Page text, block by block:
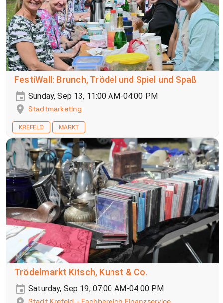
FestiWall: Brunch, Trödel und Spiel und Spaß
Sunday, Sep 13, 11:00 AM-04:00 PM
Stadtmarketing
KREFELD MARKT
Trödelmarkt Kitsch, Kunst & Co.
Saturday, Sep 19, 07:00 AM-04:00 PM
Stadt Krefeld - Fachbereich Finanzservice